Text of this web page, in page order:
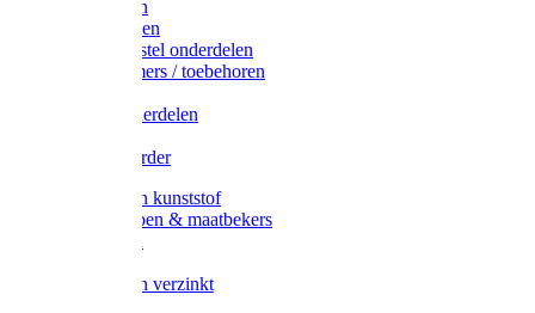
Onthoornen
Kalverflessen
Koerugborstel onderdelen
Kalveremmers / toebehoren
Koelift onderdelen
Uieronthaarder
Voerbakken kunststof
Voerscheppen & maatbekers
Voerbakken verzinkt